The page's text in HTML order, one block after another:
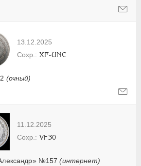
13.12.2025
(очный)
XF-UNC
11.12.2025
№157(интернет)
VF30